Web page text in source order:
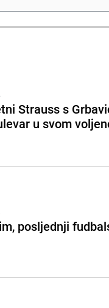
Strauss s
u svom
posljednji